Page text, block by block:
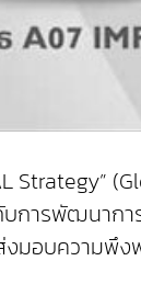
รพัฒนากา
มอบความพึ